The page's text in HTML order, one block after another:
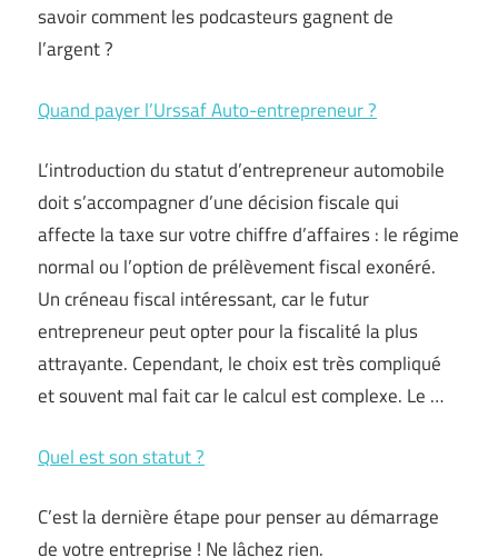
savoir comment les podcasteurs gagnent de
l’argent ?
Quand payer l’Urssaf Auto-entrepreneur ?
L’introduction du statut d’entrepreneur automobile
doit s’accompagner d’une décision fiscale qui
affecte la taxe sur votre chiffre d’affaires : le régime
normal ou l’option de prélèvement fiscal exonéré.
Un créneau fiscal intéressant, car le futur
entrepreneur peut opter pour la fiscalité la plus
attrayante. Cependant, le choix est très compliqué
et souvent mal fait car le calcul est complexe. Le …
Quel est son statut ?
C’est la dernière étape pour penser au démarrage
de votre entreprise ! Ne lâchez rien.